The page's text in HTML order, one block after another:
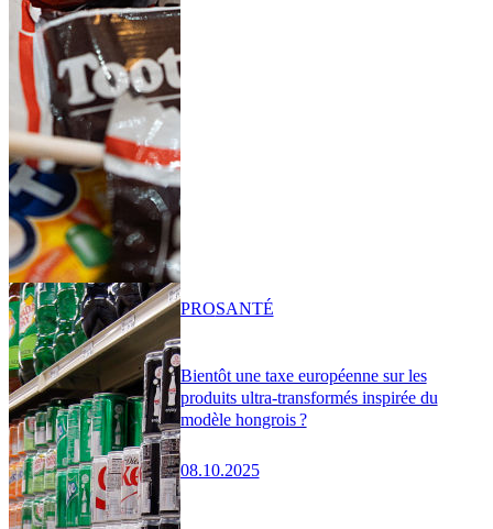
Bientôt une taxe européenne sur les
produits ultra-transformés inspirée du
modèle hongrois ?
08.10.2025
PROSANTÉ